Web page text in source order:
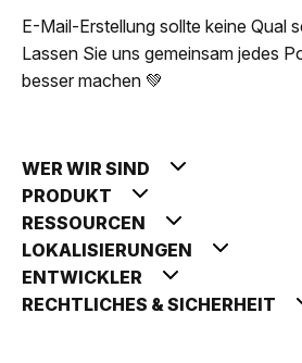
E-Mail-Erstellung sollte keine Qual
Lassen Sie uns gemeinsam jedes
besser machen 💚
WER WIR SIND
PRODUKT
RESSOURCEN
LOKALISIERUNGEN
ENTWICKLER
RECHTLICHES & SICHERHEIT